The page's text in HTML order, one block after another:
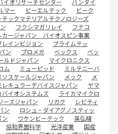
イオリサーチセンター
バンダイ
マー ビーエルテック
ビーク
テックマテリアルテクノロジーズ
フクシマガリレイ
フナコ
カージャパン バイオスピン事業
レインビジョン
プライムテッ
ン プロメガ ベックス
ベッ
ルドジャパン
マイクロニクス
ム ミューピッド
ミルテニーバ
ソスケールジャパン メック
メ
レキュラーデバイスジャパン
ヤマ
バイオシステムズ
ライカマイクロ
ーズジャパン リガク
レビティ
ン
ロシュ・ダイアグノスティッ
ン ワケンビーテック
英弘精
協和界面科学 光洋産業
国産